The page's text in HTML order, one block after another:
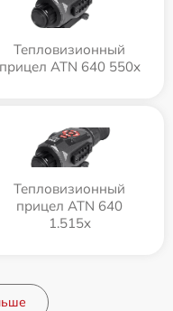
Тепловизионный
прицел ATN 640 550x
Тепловизионный
прицел ATN 640
1.515x